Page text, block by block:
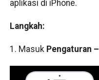
aplikasi di iPhone.
Langkah:
1. Masuk Pengaturan –